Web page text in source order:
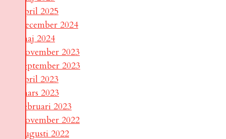
april 2025
december 2024
maj 2024
november 2023
september 2023
april 2023
mars 2023
februari 2023
november 2022
augusti 2022